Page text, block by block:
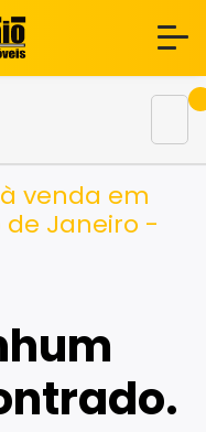
venda em
de Janeiro -